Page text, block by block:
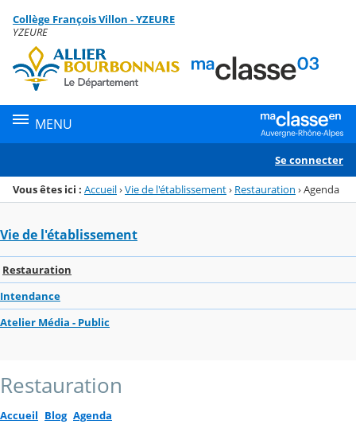
Menu de la rubrique
Contenu
Collège François Villon - YZEURE
YZEURE
MENU
Se connecter
Vous êtes ici : Accueil›Vie de l'établissement› Restauration ›Agenda
Vie de l'établissement
Restauration
Intendance
Atelier Média - Public
Restauration
Accueil Blog Agenda